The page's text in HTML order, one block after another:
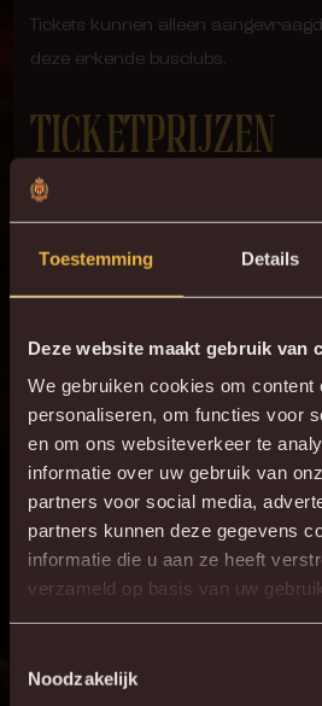
Toestemming Details
Deze website maakt gebruik van
We gebruiken cookies om content
personaliseren, om functies voor
en om ons websiteverkeer te
informatie over uw gebruik van
partners voor social media,
partners kunnen deze gegevens
informatie die u aan ze heeft
verzameld op basis van uw
Noodzakelijk
Tickets kunnen alleen
deze erkende busclubs.
TICKETPRIJZEN
Voor alle duidelijkheid: er worden
KV Mechelen, noch op de dag van
bezoekersloket in Vorst.